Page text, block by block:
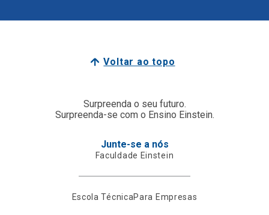
Voltar ao topo
Surpreenda o seu futuro.
Surpreenda-se com o Ensino Einstein.
Junte-se a nós
Faculdade Einstein
Escola TécnicaPara Empresas